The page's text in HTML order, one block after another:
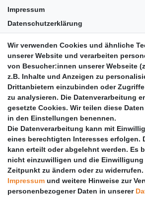
Impressum
Datenschutzerklärung
Barrierefreiheit
Anleitungen
Vertrag widerrufen
PARTNER
DHL
GLS
PaketPLUS
SPONSORING
Wir verwenden Cookies und ähnliche
unserer Website und verarbeiten
von Besucher:innen unserer Webseite
z.B. Inhalte und Anzeigen zu
Drittanbietern einzubinden oder
zu analysieren. Die Datenverarbeitung
gesetzte Cookies. Wir teilen diese
in den Einstellungen benennen.
Die Datenverarbeitung kann mit
eines berechtigten Interesses erfolgen.
kann erteilt oder abgelehnt werden. Es
nicht einzuwilligen und die Einwilligung
Zeitpunkt zu ändern oder zu
Impressum und weitere Hinweise zur
personenbezogener Daten in unserer